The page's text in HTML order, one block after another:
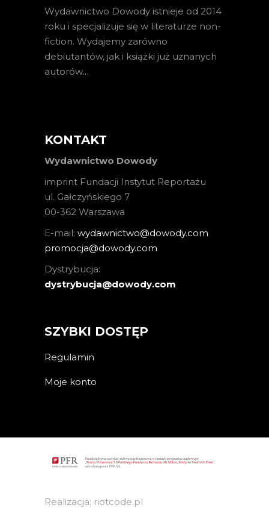
Wydawnictwo Dowody istnieje od 2014
roku i specjalizuje się w literaturze non-
fiction. Wydajemy zarówno
debiutantów, jak i książki już uznanych
autorów…
KONTAKT
Wydawnictwo Dowody
imprint Fundacji Instytut Reportażu
ul. Gałczyńskiego 7
00-362 Warszawa
E-mail: wydawnictwo@dowody.com
promocja@dowody.com
Dystrybucja:
dystrybucja@dowody.com
SZYBKI DOSTĘP
Regulamin
Moje konto
Realizacja: riotcode.pl